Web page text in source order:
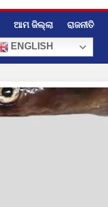
ଆମ ଜିଲ୍ଲା ରାଜନୀତି
ENGLISH